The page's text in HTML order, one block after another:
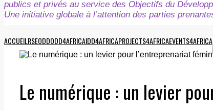
publics et privés au service des Objectifs du
Une initiative globale à l’attention des parties
ACCUEILRSEODDODD4AFRICAIDD4AFRICAPROJECTS4AFRICAEVENTS4AFRICA
Le numérique : un levier